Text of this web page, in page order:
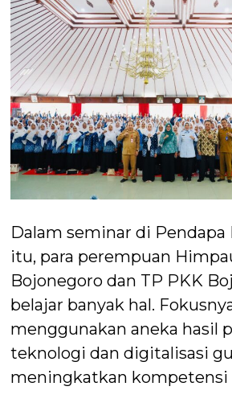
Dalam seminar di Pendapa
itu, para perempuan
Bojonegoro dan TP PKK
belajar banyak hal.
menggunakan aneka hasil
teknologi dan digitalisasi
meningkatkan kompetensi